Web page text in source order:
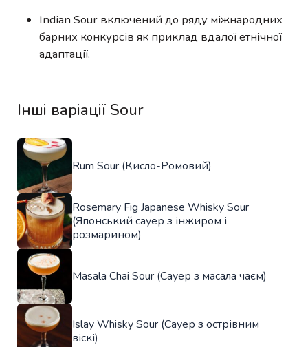
Indian Sour включений до ряду міжнародних
барних конкурсів як приклад вдалої етнічної
адаптації.
Інші варіації Sour
Rum Sour (Кисло-Ромовий)
Rosemary Fig Japanese Whisky Sour
(Японський сауер з інжиром і
розмарином)
Masala Chai Sour (Сауер з масала чаєм)
Islay Whisky Sour (Сауер з острівним
віскі)